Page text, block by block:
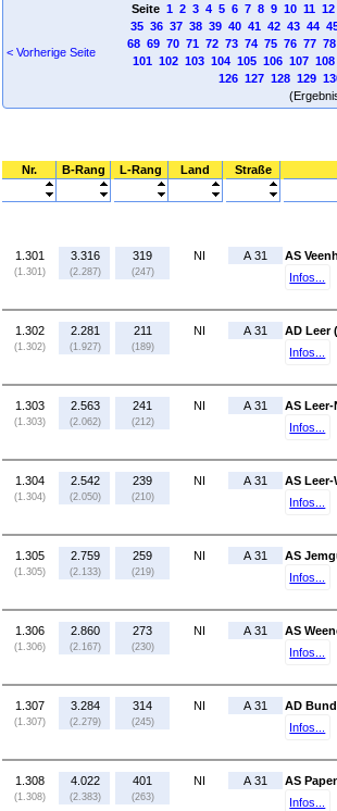
< Vorherige Seite
Seite 1 2 3 4 5 6 7 8 9 10 11 12
35 36 37 38 39 40 41 42 43 44
68 69 70 71 72 73 74 75 76 77 78
101 102 103 104 105 106 107 108
126 127 128 129
Nr. B-Rang L-Rang Land Straße
1.301
(1.301)
3.316
(2.287)
319
(247)
NI A 31
AS
Infos...
1.302
(1.302)
2.281
(1.927)
211
(189)
NI A 31
AD Leer
Infos...
1.303
(1.303)
2.563
(2.062)
241
(212)
NI A 31
AS Leer-
Infos...
1.304
(1.304)
2.542
(2.050)
239
(210)
NI A 31
AS Leer-
Infos...
1.305
(1.305)
2.759
(2.133)
259
(219)
NI A 31
AS
Infos...
1.306
(1.306)
2.860
(2.167)
273
(230)
NI A 31
AS
Infos...
1.307
(1.307)
3.284
(2.279)
314
(245)
NI A 31
AD
Infos...
1.308
(1.308)
4.022
(2.383)
401
(263)
NI A 31
AS
Infos...